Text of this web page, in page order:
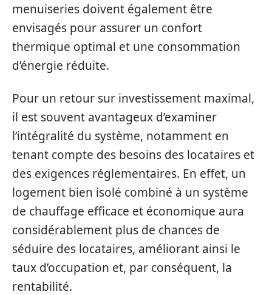
menuiseries doivent également être
envisagés pour assurer un confort
thermique optimal et une consommation
d’énergie réduite.
Pour un retour sur investissement maximal,
il est souvent avantageux d’examiner
l’intégralité du système, notamment en
tenant compte des besoins des locataires et
des exigences réglementaires. En effet, un
logement bien isolé combiné à un système
de chauffage efficace et économique aura
considérablement plus de chances de
séduire des locataires, améliorant ainsi le
taux d’occupation et, par conséquent, la
rentabilité.